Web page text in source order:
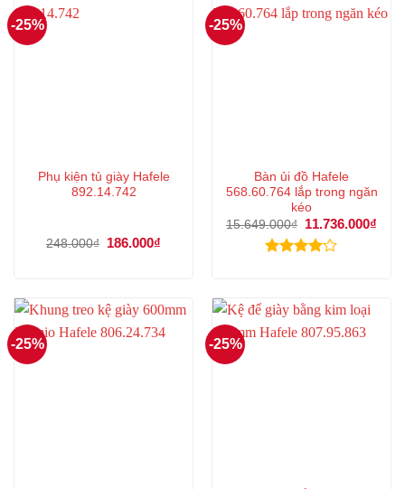
-25%
Phụ kiện tủ giày Hafele
892.14.742
248.000₫
Giá
186.000₫
-25%
Bàn ủi đồ Hafele
568.60.764 lắp trong ngăn
kéo
15.649.000₫
Giá
gốc
là:
11.736.000₫
sao
-25% -25%